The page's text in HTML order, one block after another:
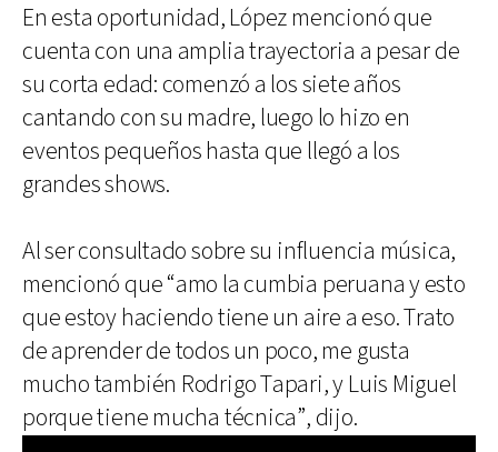
En esta oportunidad, López mencionó que
cuenta con una amplia trayectoria a pesar de
su corta edad: comenzó a los siete años
cantando con su madre, luego lo hizo en
eventos pequeños hasta que llegó a los
grandes shows.
Al ser consultado sobre su influencia música,
mencionó que “amo la cumbia peruana y esto
que estoy haciendo tiene un aire a eso. Trato
de aprender de todos un poco, me gusta
mucho también Rodrigo Tapari, y Luis Miguel
porque tiene mucha técnica”, dijo.